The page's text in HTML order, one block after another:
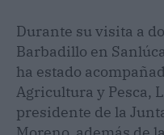
Durante su visita a
Barbadillo en
ha estado
Agricultura y Pesca,
presidente de la